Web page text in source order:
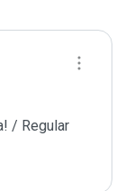
/ Regular